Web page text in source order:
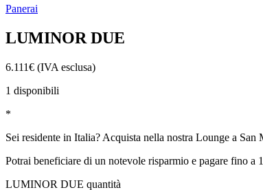
Panerai
LUMINOR DUE
6.111€ (IVA esclusa)
1 disponibili
*
Sei residente in Italia? Acquista nella nostra Lounge a San
Potrai beneficiare di un notevole risparmio e pagare fino a
LUMINOR DUE quantità